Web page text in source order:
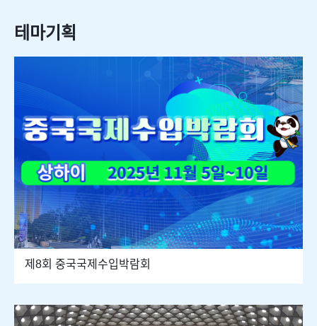
테마기획
제8회 중국국제수입박람회